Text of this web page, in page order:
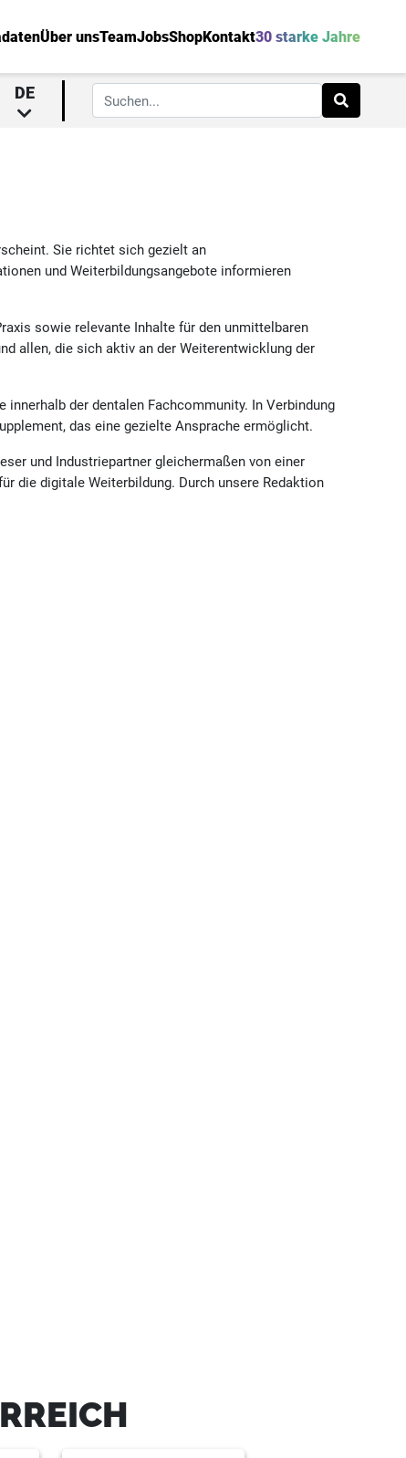
Über unsTeamJobsShopKontakt30 starke Jahre
DE
Sie richtet sich gezielt an
und Weiterbildungsangebote informieren
sowie relevante Inhalte für den unmittelbaren
allen, die sich aktiv an der Weiterentwicklung der
der dentalen Fachcommunity. In Verbindung
das eine gezielte Ansprache ermöglicht.
und Industriepartner gleichermaßen von einer
die digitale Weiterbildung. Durch unsere Redaktion